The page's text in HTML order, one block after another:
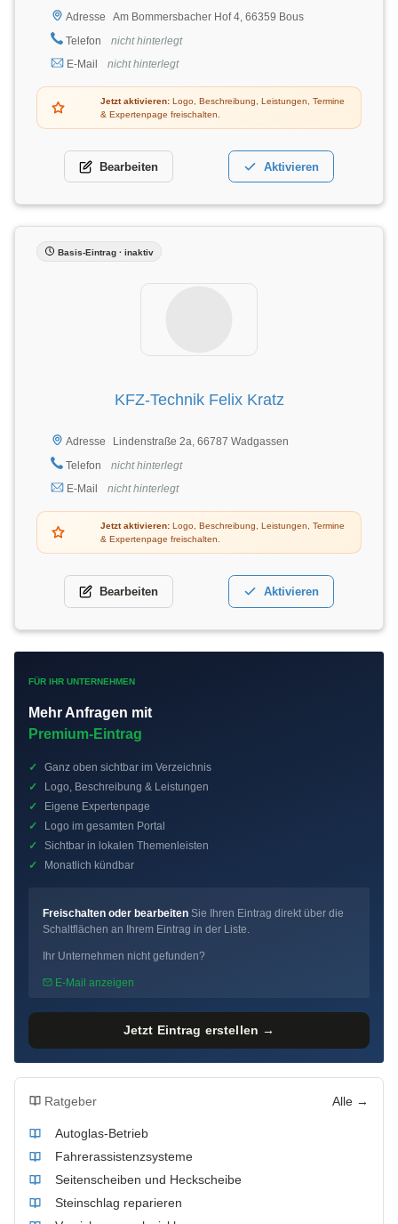
Adresse
Am Bommersbacher Hof 4, 66359 Bous
Telefon
nicht hinterlegt
E-Mail
nicht hinterlegt
Jetzt aktivieren: Logo, Beschreibung, Leistungen, Termine
& Expertenpage freischalten.
Bearbeiten Aktivieren
Basis-Eintrag · inaktiv
KFZ-Technik Felix Kratz
Adresse
Lindenstraße 2a, 66787 Wadgassen
Telefon
nicht hinterlegt
E-Mail
nicht hinterlegt
Jetzt aktivieren: Logo, Beschreibung, Leistungen, Termine
& Expertenpage freischalten.
Bearbeiten Aktivieren
FÜR IHR UNTERNEHMEN
Mehr Anfragen mit
Premium-Eintrag
✓
Ganz oben sichtbar im Verzeichnis
✓
Logo, Beschreibung & Leistungen
✓
Eigene Expertenpage
✓
Logo im gesamten Portal
✓
Sichtbar in lokalen Themenleisten
✓
Monatlich kündbar
Freischalten oder bearbeiten Sie Ihren Eintrag direkt über die
Schaltflächen an Ihrem Eintrag in der Liste.
Ihr Unternehmen nicht gefunden?
E-Mail anzeigen
Jetzt Eintrag erstellen →
Ratgeber Alle →
Autoglas-Betrieb
Fahrerassistenzsysteme
Seitenscheiben und Heckscheibe
Steinschlag reparieren